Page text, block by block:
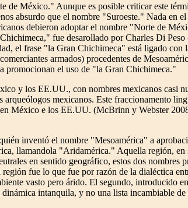
de México." Aunque es posible criticar este
absurdo que el nombre "Suroeste." Nada en
debieron adoptar el nombre "Norte de
fue desarollado por Charles Di
el frase "la Gran Chichimeca" está ligado con
armados) procedentes de
promocionan el uso de "la Gran Chichimeca."
y los EE.UU., con nombres mexicanos casi
arqueólogos mexicanos. Este fraccionamento
en México e los EE.UU. (McBrinn y Webster
inventó el nombre "Mesoamérica" a
llamandola "Aridamérica." Aquella región, en
en sentido geográfico, estos dos nombres
fue lo que fue por razón de la dialéctica
vasto pero árido. El segundo, introducido
intanquila, y no una lista incambiable